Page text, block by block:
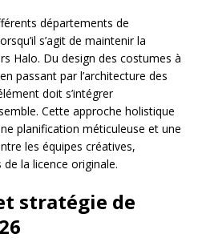
départements de
s’agit de maintenir la
Halo. Du design des costumes à
passant par l’architecture des
doit s’intégrer
Cette approche holistique
planification méticuleuse et une
les équipes créatives,
la licence originale.
stratégie de